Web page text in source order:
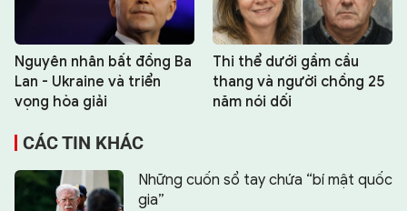
Nguyên nhân bất đồng Ba
Lan - Ukraine và triển
vọng hòa giải
Thi thể dưới gầm cầu
thang và người chồng 25
năm nói dối
CÁC TIN KHÁC
Những cuốn sổ tay chứa “bí mật quốc
gia”